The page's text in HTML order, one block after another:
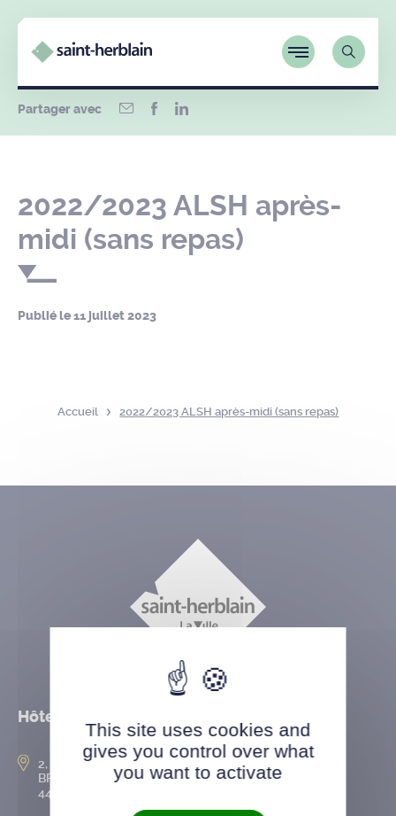
Partager avec
2022/2023 ALSH après-
midi (sans repas)
Publié le11 juillet 2023
Accueil 2022/2023 ALSH après-midi (sans repas)
Hôtel de ville
2, rue de l’Hôtel-de-Ville
BP 50167
44802 Saint-Herblain cedex
This site uses cookies and
gives you control over what
you want to activate